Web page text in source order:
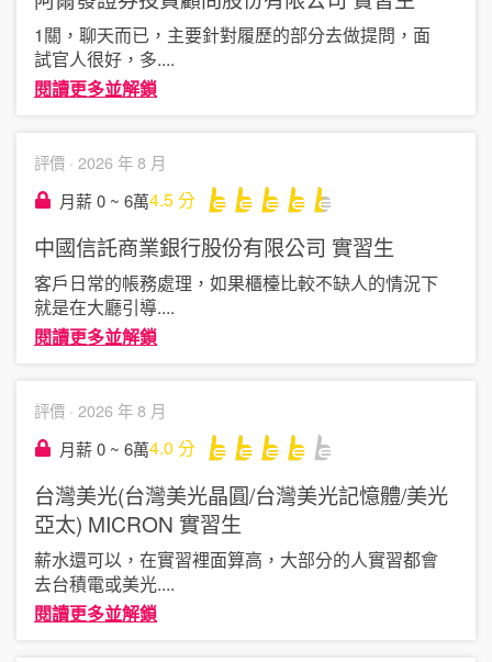
1關，聊天而已，主要針對履歷的部分去做提問，面
試官人很好，多....
閱讀更多並解鎖
評價 · 2026 年 8 月
月薪 0 ~ 6萬4.5分
中國信託商業銀行股份有限公司 實習生
客戶日常的帳務處理，如果櫃檯比較不缺人的情況下
就是在大廳引導....
閱讀更多並解鎖
評價 · 2026 年 8 月
月薪 0 ~ 6萬4.0 分
台灣美光(台灣美光晶圓/台灣美光記憶體/美光
亞太) MICRON 實習生
薪水還可以，在實習裡面算高，大部分的人實習都會
去台積電或美光....
閱讀更多並解鎖